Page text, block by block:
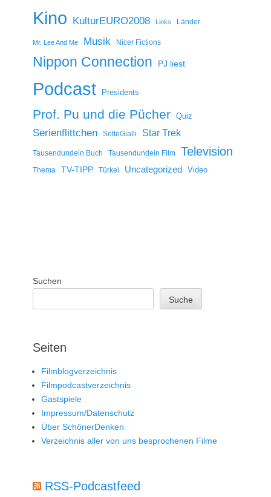
Kino KulturEURO2008 Links Länder
Mr. Lee And Me Musik Nicer Fictions
Nippon Connection PJ liest
Podcast Presidents
Prof. Pu und die Pücher Quiz
Serienflittchen SetteGialli Star Trek
Tausendundein Buch Tausendundein Film Television
Thema TV-TIPP Türkei Uncategorized Video
Suchen
Suche
Seiten
Filmblogverzeichnis
Filmpodcastverzeichnis
Gastspiele
Impressum/Datenschutz
Über SchönerDenken
Verzeichnis aller von uns besprochenen Filme
RSS-Podcastfeed